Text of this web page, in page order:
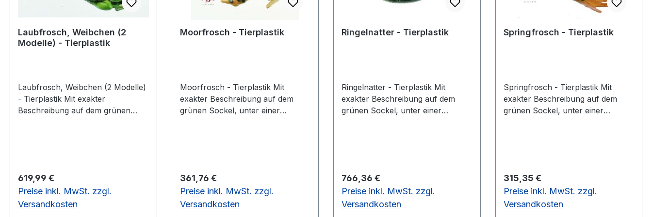
Laubfrosch, Weibchen (2
Modelle) - Tierplastik
Laubfrosch, Weibchen (2 Modelle)
- Tierplastik Mit exakter
Beschreibung auf dem grünen
SOMSO-Plast®
Regulärer Preis:
619,99 €
Preise inkl. MwSt. zzgl.
Versandkosten
Moorfrosch - Tierplastik
Moorfrosch - Tierplastik Mit
exakter Beschreibung auf dem
grünen Sockel, unter einer
Regulärer Preis:
361,76 €
Preise inkl. MwSt. zzgl.
Versandkosten
Ringelnatter - Tierplastik
Ringelnatter - Tierplastik Mit
exakter Beschreibung auf dem
grünen Sockel, unter einer
Regulärer Preis:
766,36 €
Preise inkl. MwSt. zzgl.
Versandkosten
Springfrosch - Tierplastik
Springfrosch - Tierplastik Mit
exakter Beschreibung auf dem
grünen Sockel, unter einer
Regulärer Preis:
315,35 €
Preise inkl. MwSt. zzgl.
Versandkosten